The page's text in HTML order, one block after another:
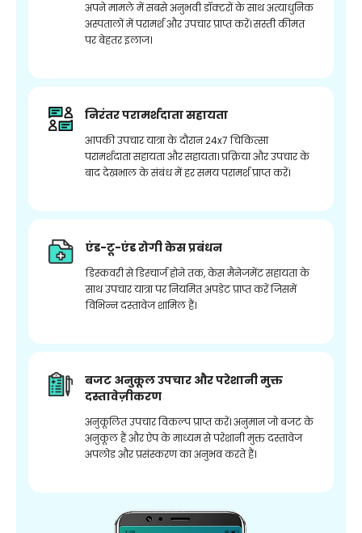
अपने मामले में सबसे अनुभवी डॉक्टरों के साथ अत्याधुनिक
अस्पतालों में परामर्श और उपचार प्राप्त करें। सस्ती कीमत
पर बेहतर इलाज।
निरंतर परामर्शदाता सहायता
आपकी उपचार यात्रा के दौरान 24x7 चिकित्सा
परामर्शदाता सहायता और सहायता। प्रक्रिया और उपचार के
बाद देखभाल के संबंध में हर समय परामर्श प्राप्त करें।
एंड-टू-एंड रोगी केस प्रबंधन
डिस्कवरी से डिस्चार्ज होने तक, केस मैनेजमेंट सहायता के
साथ उपचार यात्रा पर नियमित अपडेट प्राप्त करें जिसमें
विभिन्न दस्तावेज शामिल हैं।
बजट अनुकूल उपचार और परेशानी मुक्त
दस्तावेज़ीकरण
अनुकूलित उपचार विकल्प प्राप्त करें। अनुमान जो बजट के
अनुकूल हैं और ऐप के माध्यम से परेशानी मुक्त दस्तावेज
अपलोड और प्रसंस्करण का अनुभव करते हैं।